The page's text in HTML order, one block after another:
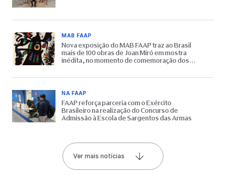
MAB FAAP
Nova exposição do MAB FAAP traz ao Brasil
mais de 100 obras de Joan Miró em mostra
inédita, no momento de comemoração dos
NA FAAP
FAAP reforça parceria com o Exército
Brasileiro na realização do Concurso de
Admissão à Escola de Sargentos das Armas
Ver mais notícias